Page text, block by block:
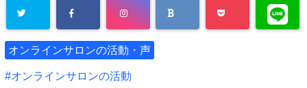
オンラインサロンの活動・声
オンラインサロンの活動